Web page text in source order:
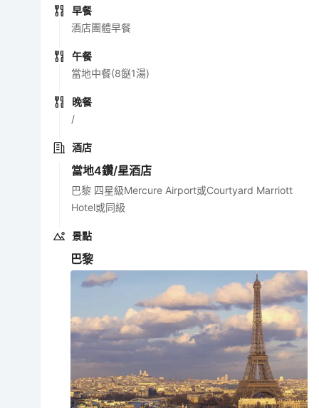
早餐
酒店團體早餐
午餐
當地中餐(8餸1湯)
晚餐
/
酒店
當地4鑽/星酒店
巴黎 四星級Mercure Airport或Courtyard Marriott
Hotel或同級
景點
巴黎